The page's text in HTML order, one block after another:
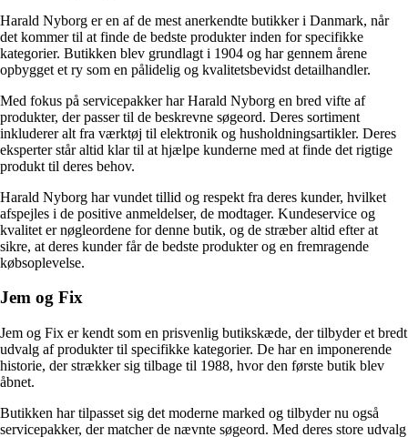
Harald Nyborg er en af de mest anerkendte butikker i Danmark, når
det kommer til at finde de bedste produkter inden for specifikke
kategorier. Butikken blev grundlagt i 1904 og har gennem årene
opbygget et ry som en pålidelig og kvalitetsbevidst detailhandler.
Med fokus på servicepakker har Harald Nyborg en bred vifte af
produkter, der passer til de beskrevne søgeord. Deres sortiment
inkluderer alt fra værktøj til elektronik og husholdningsartikler. Deres
eksperter står altid klar til at hjælpe kunderne med at finde det rigtige
produkt til deres behov.
Harald Nyborg har vundet tillid og respekt fra deres kunder, hvilket
afspejles i de positive anmeldelser, de modtager. Kundeservice og
kvalitet er nøgleordene for denne butik, og de stræber altid efter at
sikre, at deres kunder får de bedste produkter og en fremragende
købsoplevelse.
Jem og Fix
Jem og Fix er kendt som en prisvenlig butikskæde, der tilbyder et bredt
udvalg af produkter til specifikke kategorier. De har en imponerende
historie, der strækker sig tilbage til 1988, hvor den første butik blev
åbnet.
Butikken har tilpasset sig det moderne marked og tilbyder nu også
servicepakker, der matcher de nævnte søgeord. Med deres store udvalg